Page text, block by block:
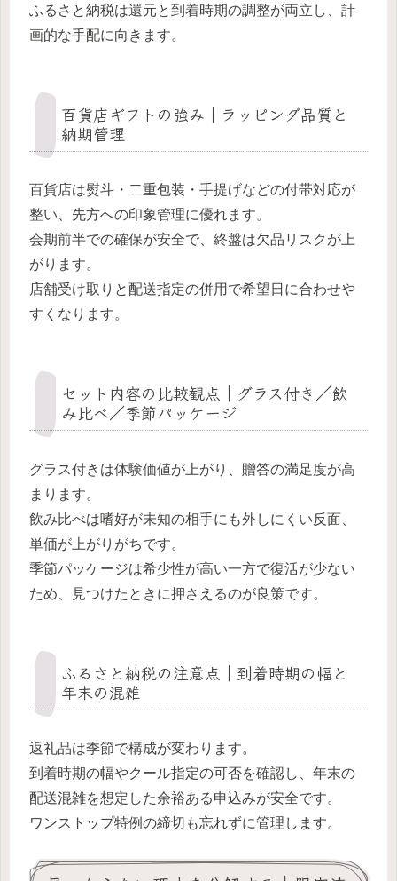
ふるさと納税は還元と到着時期の調整が両立し、計
画的な手配に向きます。
百貨店ギフトの強み｜ラッピング品質と
納期管理
百貨店は熨斗・二重包装・手提げなどの付帯対応が
整い、先方への印象管理に優れます。
会期前半での確保が安全で、終盤は欠品リスクが上
がります。
店舗受け取りと配送指定の併用で希望日に合わせや
すくなります。
セット内容の比較観点｜グラス付き／飲
み比べ／季節パッケージ
グラス付きは体験価値が上がり、贈答の満足度が高
まります。
飲み比べは嗜好が未知の相手にも外しにくい反面、
単価が上がりがちです。
季節パッケージは希少性が高い一方で復活が少ない
ため、見つけたときに押さえるのが良策です。
ふるさと納税の注意点｜到着時期の幅と
年末の混雑
返礼品は季節で構成が変わります。
到着時期の幅やクール指定の可否を確認し、年末の
配送混雑を想定した余裕ある申込みが安全です。
ワンストップ特例の締切も忘れずに管理します。